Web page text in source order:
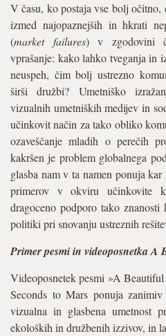
V času, ko postaja vse bolj očitno,
izmed najopaznejših in hkrati
(market failures) v zgodovini
vprašanje: kako lahko tveganja in
neuspeh, čim bolj ustrezno
širši družbi? Umetniško
vizualnih umetniških medijev in
učinkovit način za tako obliko
ozaveščanje mladih o perečih
kakršen je problem globalnega
glasba nam v ta namen ponuja
primerov v okviru učinkovite
dragoceno podporo tako znanosti
politiki pri snovanju ustreznih
Primer pesmi in videoposnetka A
Videoposnetek pesmi »A
Seconds to Mars ponuja
vizualna in glasbena umetnost
ekoloških in družbenih izzivov, in